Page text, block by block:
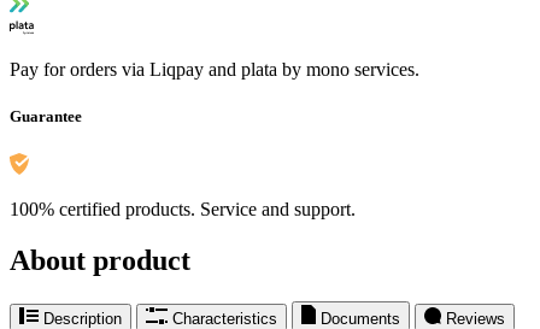
Pay for orders via Liqpay and plata by mono services.
Guarantee
100% certified products. Service and support.
About product
Description Characteristics Documents Reviews